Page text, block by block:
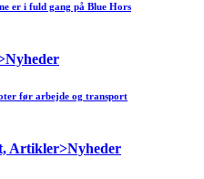
er i fuld gang på Blue Hors
før arbejde og transport
Artikler>Nyheder